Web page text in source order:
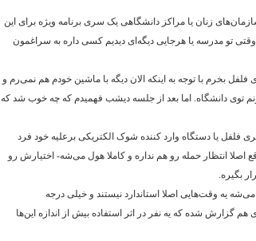
زنان یا مراکز دانشگاهی یک سری برنامه ویژه برای این
تو مدرسه یا هرجایی دیگه‌ای دیدیم کسی داره به سراغمون
بخرم با توجه به اینکه الان دیگه با ماشین خودم هم نمی‌رم و
توی دانشگاه. اما بعد از جلسه دیشب فهمیدم که چه خوب شد که
فلفل یا دستگاه وارد کننده شوک الکتریکی برعلیه خود فرد
اصلا انتظار حمله رو هم نداره و کاملا هول می‌شه- اختیارش رو
بگیره.
یه وقت‌هایی اصلا استاندارد نیستند و خیلی درجه
هم گزارش شده که یه نفر در اثر استفاده بیش از اندازه این‌ها